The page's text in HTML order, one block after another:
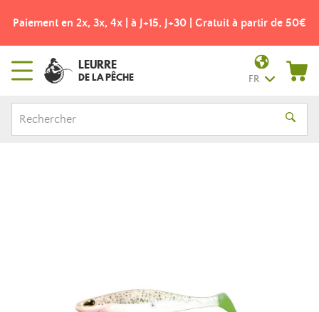
Paiement en 2x, 3x, 4x | à J+15, J+30 | Gratuit à partir de 50€
LEURRE
DE LA PÊCHE FR